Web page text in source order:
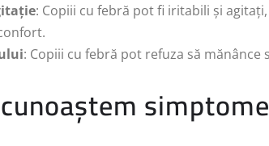
: Copiii cu febră pot fi iritabili și
: Copiii cu febră pot refuza să mănânce